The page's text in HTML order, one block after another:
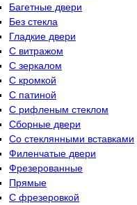
Багетные двери
Без стекла
Гладкие двери
С витражом
С зеркалом
С кромкой
С патиной
С рифленым стеклом
Сборные двери
Со стеклянными вставками
Филенчатые двери
Фрезерованные
Прямые
С фрезеровкой